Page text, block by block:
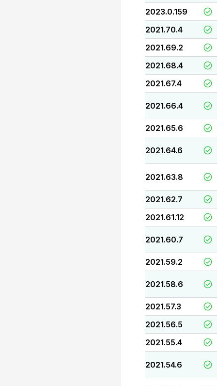
2023.0.159
2021.70.4
2021.69.2
2021.68.4
2021.67.4
2021.66.4
2021.65.6
2021.64.6
2021.63.8
2021.62.7
2021.61.12
2021.60.7
2021.59.2
2021.58.6
2021.57.3
2021.56.5
2021.55.4
2021.54.6